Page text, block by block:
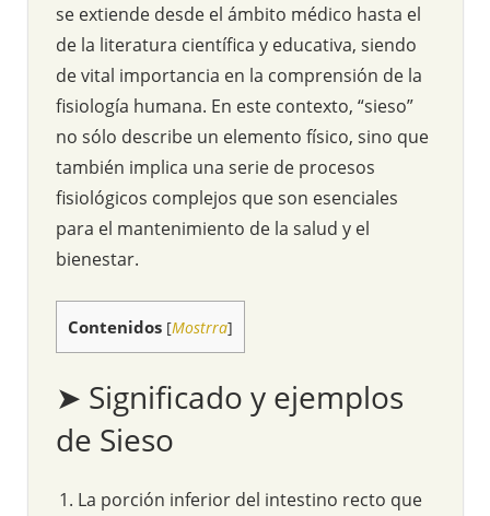
se extiende desde el ámbito médico hasta el
de la literatura científica y educativa, siendo
de vital importancia en la comprensión de la
fisiología humana. En este contexto, “sieso”
no sólo describe un elemento físico, sino que
también implica una serie de procesos
fisiológicos complejos que son esenciales
para el mantenimiento de la salud y el
bienestar.
Contenidos [Mostrra]
➤ Significado y ejemplos
de Sieso
La porción inferior del intestino recto que